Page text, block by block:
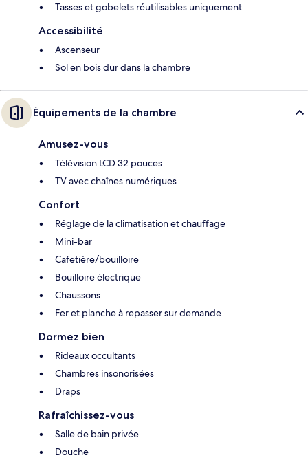
Tasses et gobelets réutilisables uniquement
Accessibilité
Ascenseur
Sol en bois dur dans la chambre
Équipements de la chambre
Amusez-vous
Télévision LCD 32 pouces
TV avec chaînes numériques
Confort
Réglage de la climatisation et chauffage
Mini-bar
Cafetière/bouilloire
Bouilloire électrique
Chaussons
Fer et planche à repasser sur demande
Dormez bien
Rideaux occultants
Chambres insonorisées
Draps
Rafraîchissez-vous
Salle de bain privée
Douche